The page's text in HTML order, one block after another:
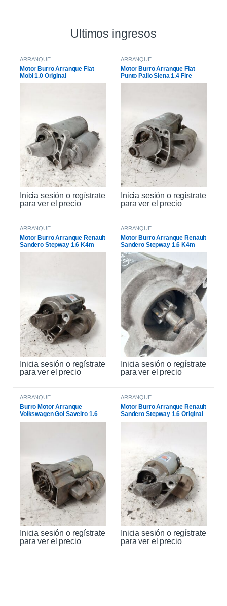
Ultimos ingresos
ARRANQUE
Motor Burro Arranque Fiat
Mobi 1.0 Original
Inicia sesión o regístrate
para ver el precio
ARRANQUE
Motor Burro Arranque Fiat
Punto Palio Siena 1.4 Fire
Original
Inicia sesión o regístrate
para ver el precio
ARRANQUE
Motor Burro Arranque Renault
Sandero Stepway 1.6 K4m
Original
Inicia sesión o regístrate
para ver el precio
ARRANQUE
Motor Burro Arranque Renault
Sandero Stepway 1.6 K4m
Inicia sesión o regístrate
para ver el precio
ARRANQUE
Burro Motor Arranque
Volkswagen Gol Saveiro 1.6
Inicia sesión o regístrate
para ver el precio
ARRANQUE
Motor Burro Arranque Renault
Sandero Stepway 1.6 Original
Inicia sesión o regístrate
para ver el precio